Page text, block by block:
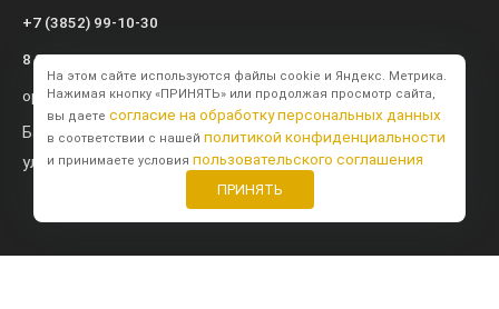
+7 (3852) 99-10-30
8 800 600-57-94
op@modulsib.ru
Барнаул
ул. Калинина, 71 к2
На этом сайте используются файлы cookie и Яндекс. Метрика.
Нажимая кнопку «ПРИНЯТЬ» или продолжая просмотр сайта,
вы даете согласие на обработку персональных данных
в соответствии с нашей политикой конфиденциальности
и принимаете условия пользовательского соглашения
ПРИНЯТЬ